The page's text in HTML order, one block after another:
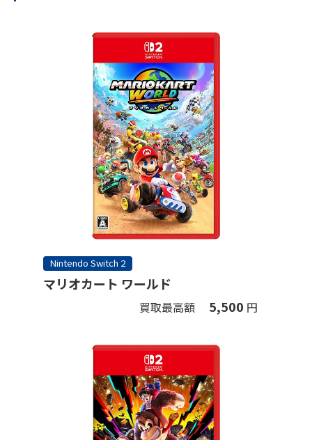
Nintendo Switch 2
マリオカート ワールド
買取最高額 5,500 円